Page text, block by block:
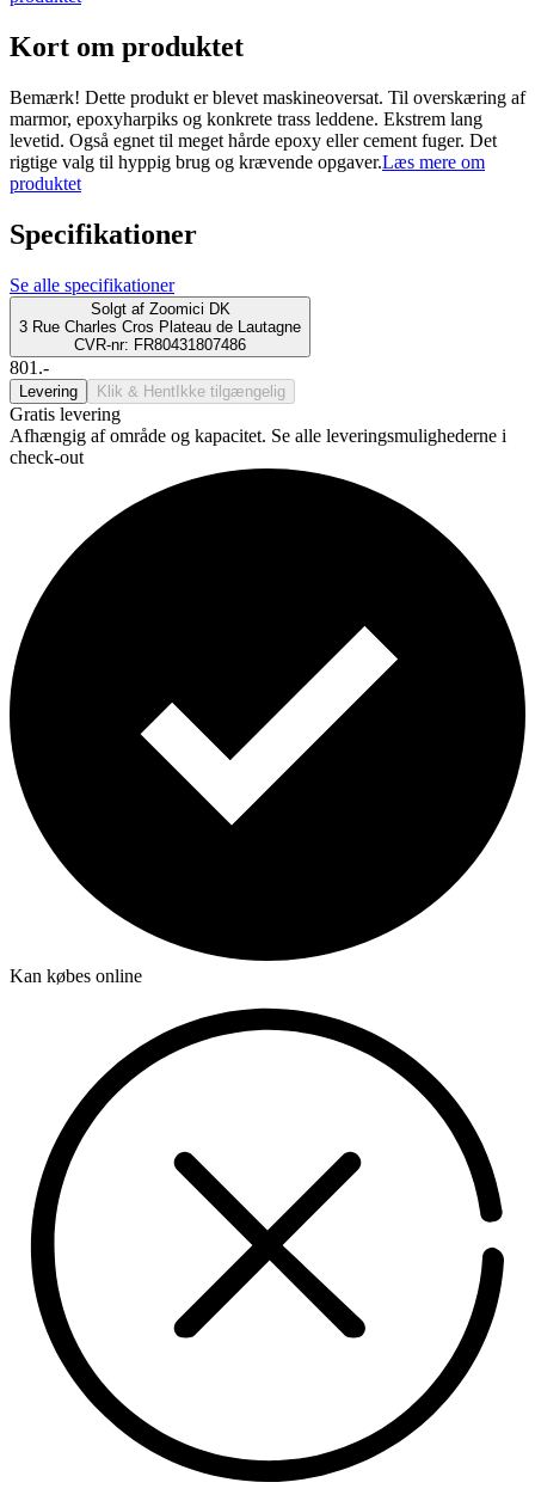
Kort om produktet
Bemærk! Dette produkt er blevet maskineoversat. Til overskæring af
marmor, epoxyharpiks og konkrete trass leddene. Ekstrem lang
levetid. Også egnet til meget hårde epoxy eller cement fuger. Det
rigtige valg til hyppig brug og krævende opgaver.Læs mere om
produktet
Specifikationer
Se alle specifikationer
Solgt af Zoomici DK
3 Rue Charles Cros Plateau de Lautagne
CVR-nr: FR80431807486
801.-
Levering Klik & Hent Ikke tilgængelig
Gratis levering
Afhængig af område og kapacitet. Se alle leveringsmulighederne i
check-out
Kan købes online